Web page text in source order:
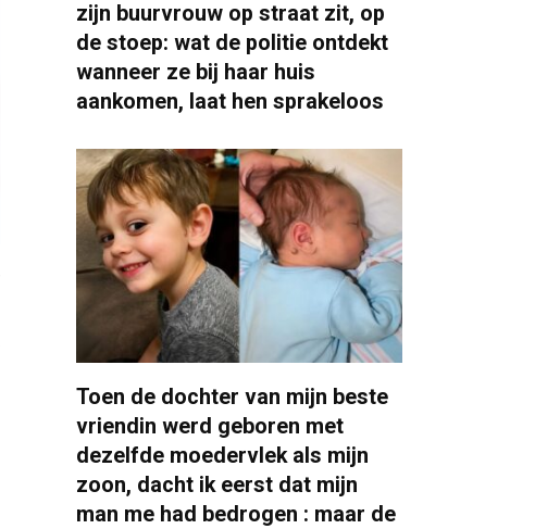
zijn buurvrouw op straat zit, op
de stoep: wat de politie ontdekt
wanneer ze bij haar huis
aankomen, laat hen sprakeloos
Toen de dochter van mijn beste
vriendin werd geboren met
dezelfde moedervlek als mijn
zoon, dacht ik eerst dat mijn
man me had bedrogen : maar de